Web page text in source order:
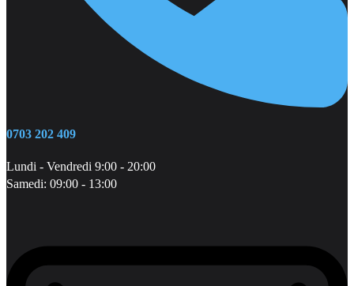
0703 202 409
Lundi - Vendredi 9:00 - 20:00
Samedi: 09:00 - 13:00